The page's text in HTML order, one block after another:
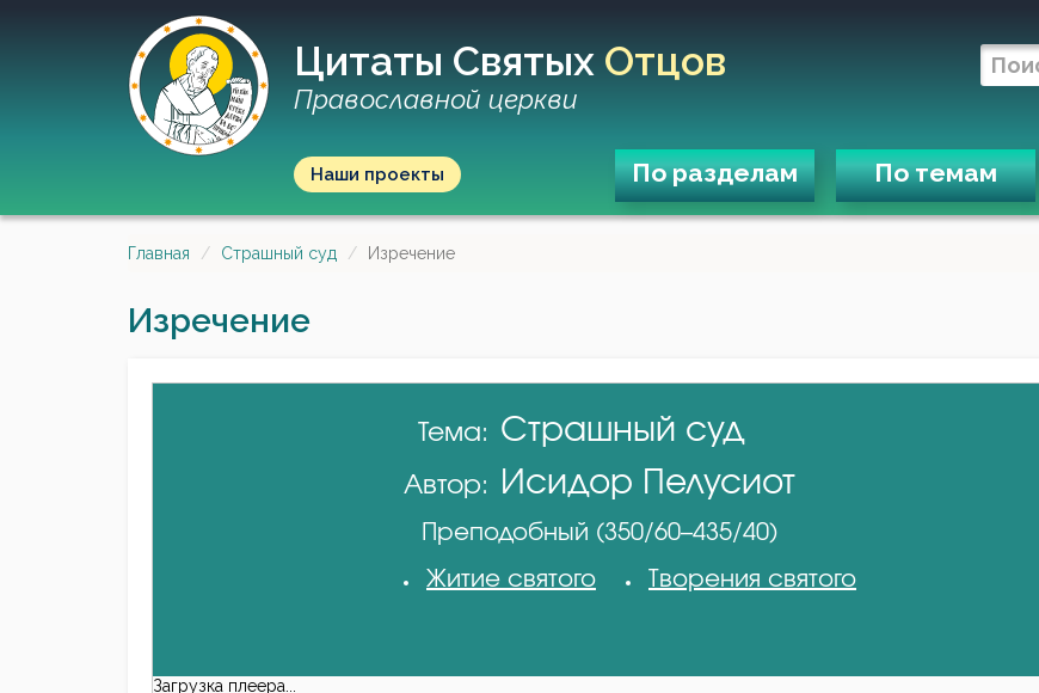
Цитаты Святых Отцов
Православной церкви
Наши проекты По разделам По темам
Главная Страшный суд Изречение
Изречение
Тема: Страшный суд
Автор: Исидор Пелусиот
Преподобный (350/60–435/40)
Житие святого
Творения святого
Загрузка плеера...